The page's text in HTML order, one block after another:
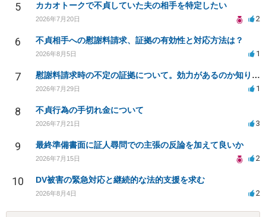
5 カカオトークで不貞していた夫の相手を特定したい
2026年7月20日 2
6 不貞相手への慰謝料請求、証拠の有効性と対応方法は？
2026年8月5日 1
7 慰謝料請求時の不定の証拠について。効力があるのか知りたい。
2026年7月29日 1
8 不貞行為の手切れ金について
2026年7月21日 3
9 最終準備書面に証人尋問での主張の反論を加えて良いか
2026年7月15日 2
10 DV被害の緊急対応と継続的な法的支援を求む
2026年8月4日 2